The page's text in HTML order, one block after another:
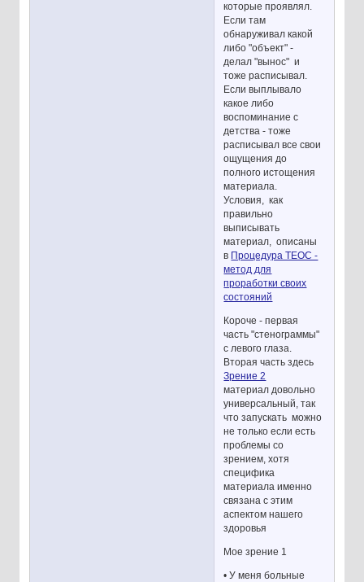
которые проявлял.
Если там
обнаруживал какой
либо "объект" -
делал "вынос" и
тоже расписывал.
Если выплывало
какое либо
воспоминание с
детства - тоже
расписывал все свои
ощущения до
полного истощения
материала.
Условия, как
правильно
выписывать
материал, описаны
в Процедура ТЕОС -
метод для
проработки своих
состояний
Короче - первая
часть "стенограммы"
с левого глаза.
Вторая часть здесь
Зрение 2
материал довольно
универсальный, так
что запускать можно
не только если есть
проблемы со
зрением, хотя
специфика
материала именно
связана с этим
аспектом нашего
здоровья
Мое зрение 1
• У меня больные